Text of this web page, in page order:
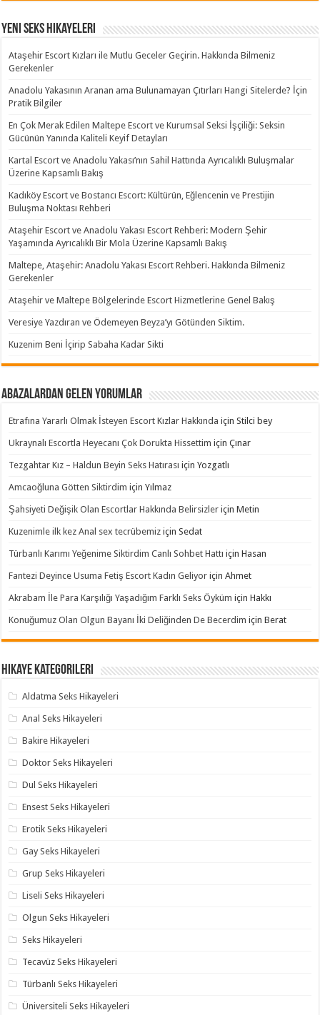
Yeni Seks Hikayeleri
Ataşehir Escort Kızları ile Mutlu Geceler Geçirin. Hakkında Bilmeniz
Gerekenler
Anadolu Yakasının Aranan ama Bulunamayan Çıtırları Hangi Sitelerde? İçin
Pratik Bilgiler
En Çok Merak Edilen Maltepe Escort ve Kurumsal Seksi İşçiliği: Seksin
Gücünün Yanında Kaliteli Keyif Detayları
Kartal Escort ve Anadolu Yakası’nın Sahil Hattında Ayrıcalıklı Buluşmalar
Üzerine Kapsamlı Bakış
Kadıköy Escort ve Bostancı Escort: Kültürün, Eğlencenin ve Prestijin
Buluşma Noktası Rehberi
Ataşehir Escort ve Anadolu Yakası Escort Rehberi: Modern Şehir
Yaşamında Ayrıcalıklı Bir Mola Üzerine Kapsamlı Bakış
Maltepe, Ataşehir: Anadolu Yakası Escort Rehberi. Hakkında Bilmeniz
Gerekenler
Ataşehir ve Maltepe Bölgelerinde Escort Hizmetlerine Genel Bakış
Veresiye Yazdıran ve Ödemeyen Beyza’yı Götünden Siktim.
Kuzenim Beni İçirip Sabaha Kadar Sikti
Abazalardan Gelen Yorumlar
Etrafına Yararlı Olmak İsteyen Escort Kızlar Hakkında içinStilci bey
Ukraynalı Escortla Heyecanı Çok Dorukta Hissettim içinÇınar
Tezgahtar Kız – Haldun Beyin Seks Hatırası içinYozgatlı
Amcaoğluna Götten Siktirdim içinYılmaz
Şahsiyeti Değişik Olan Escortlar Hakkında Belirsizler içinMetin
Kuzenimle ilk kez Anal sex tecrübemiz içinSedat
Türbanlı Karımı Yeğenime Siktirdim Canlı Sohbet Hattı içinHasan
Fantezi Deyince Usuma Fetiş Escort Kadın Geliyor içinAhmet
Akrabam İle Para Karşılığı Yaşadığım Farklı Seks Öyküm içinHakkı
Konuğumuz Olan Olgun Bayanı İki Deliğinden De Becerdim içinBerat
Hikaye Kategorileri
Aldatma Seks Hikayeleri
Anal Seks Hikayeleri
Bakire Hikayeleri
Doktor Seks Hikayeleri
Dul Seks Hikayeleri
Ensest Seks Hikayeleri
Erotik Seks Hikayeleri
Gay Seks Hikayeleri
Grup Seks Hikayeleri
Liseli Seks Hikayeleri
Olgun Seks Hikayeleri
Seks Hikayeleri
Tecavüz Seks Hikayeleri
Türbanlı Seks Hikayeleri
Üniversiteli Seks Hikayeleri